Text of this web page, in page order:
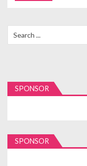
for:
SPONSOR
SPONSOR